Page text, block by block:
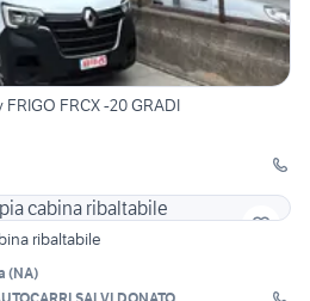
FRCX -20 GRADI
ribaltabile
(NA)